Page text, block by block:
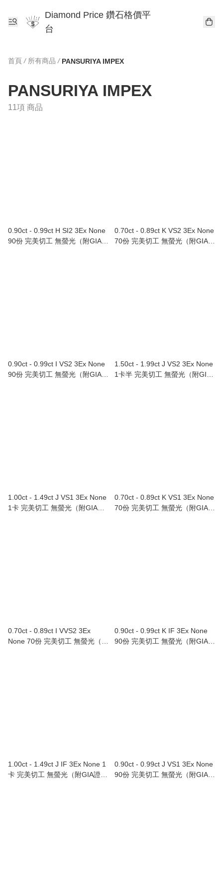
Diamond Price 鑽石格價平
台
首頁 / 所有商品 / PANSURIYA IMPEX
PANSURIYA IMPEX
11項 商品
0.90ct - 0.99ct H SI2 3Ex None
90份 完美切工 無螢光（附GIA證
0.70ct - 0.89ct K VS2 3Ex None
70份 完美切工 無螢光（附GIA證
0.90ct - 0.99ct I VS2 3Ex None
90份 完美切工 無螢光（附GIA證
1.50ct - 1.99ct J VS2 3Ex None
1卡半 完美切工 無螢光（附GIA
1.00ct - 1.49ct J VS1 3Ex None
1卡 完美切工 無螢光（附GIA證
0.70ct - 0.89ct K VS1 3Ex None
70份 完美切工 無螢光（附GIA證
0.70ct - 0.89ct I VVS2 3Ex
None 70份 完美切工 無螢光（附
0.90ct - 0.99ct K IF 3Ex None
90份 完美切工 無螢光（附GIA證
1.00ct - 1.49ct J IF 3Ex None 1
卡 完美切工 無螢光（附GIA證
0.90ct - 0.99ct J VS1 3Ex None
90份 完美切工 無螢光（附GIA證